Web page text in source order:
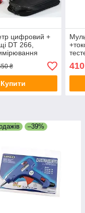
цифровий +
DT 266,
₴
Купити
410
–39%